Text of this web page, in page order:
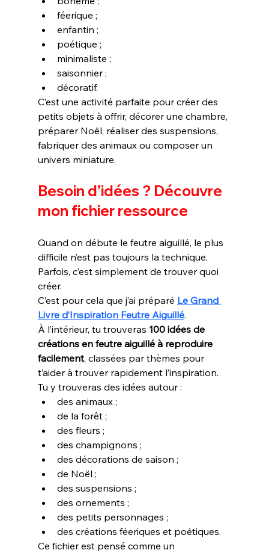
féerique ;
enfantin ;
poétique ;
minimaliste ;
saisonnier ;
décoratif.
C’est une activité parfaite pour créer des
petits objets à offrir, décorer une chambre,
préparer Noël, réaliser des suspensions,
fabriquer des animaux ou composer un
univers miniature.
Besoin d’idées ? Découvre
mon fichier ressource
Quand on débute le feutre aiguillé, le plus
difficile n’est pas toujours la technique.
Parfois, c’est simplement de trouver quoi
créer.
C’est pour cela que j’ai préparé Le Grand
Livre d’Inspiration Feutre Aiguillé.
À l’intérieur, tu trouveras 100 idées de
créations en feutre aiguillé à reproduire
facilement, classées par thèmes pour
t’aider à trouver rapidement l’inspiration.
Tu y trouveras des idées autour :
des animaux ;
de la forêt ;
des fleurs ;
des champignons ;
des décorations de saison ;
de Noël ;
des suspensions ;
des ornements ;
des petits personnages ;
des créations féeriques et poétiques.
Ce fichier est pensé comme un